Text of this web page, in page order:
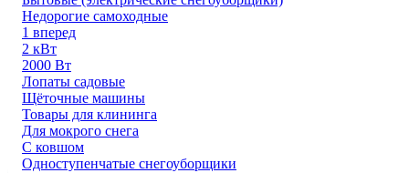
Недорогие самоходные
1 вперед
2 кВт
2000 Вт
Лопаты садовые
Щёточные машины
Товары для клининга
Для мокрого снега
С ковшом
Одноступенчатые снегоуборщики